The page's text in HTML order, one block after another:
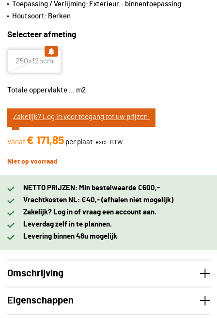
Selecteer afmeting
250x125cm
Totale oppervlakte ... m2
Zakelijk? Log in voor toegang tot uw prijzen.
Vanaf € 171,85 per plaat
Niet op voorraad
Toepassing / Verlijming: Exterieur - binnentoepassing
Houtsoort: Berken
NETTO PRIJZEN: Min bestelwaarde €600,-
Vrachtkosten NL: €40,- (afhalen niet mogelijk)
Zakelijk? Log in of vraag een account aan.
Leverdag zelf in te plannen.
Levering binnen 48u mogelijk
Omschrijving
Eigenschappen